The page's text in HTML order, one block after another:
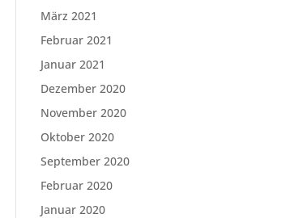
März 2021
Februar 2021
Januar 2021
Dezember 2020
November 2020
Oktober 2020
September 2020
Februar 2020
Januar 2020